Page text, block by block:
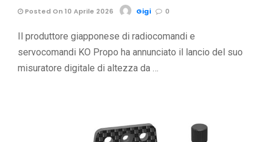
Posted On 10 Aprile 2026 Gigi 0
Il produttore giapponese di radiocomandi e
servocomandi KO Propo ha annunciato il lancio del suo
misuratore digitale di altezza da …